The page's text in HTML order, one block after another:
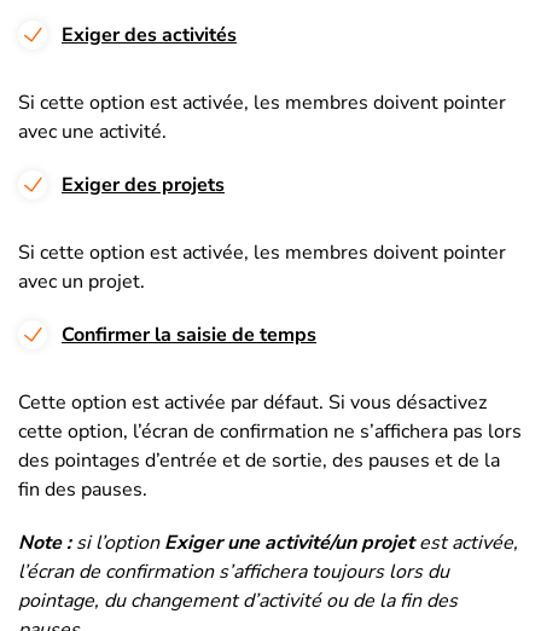
Exiger des activités
Si cette option est activée, les membres doivent pointer
avec une activité.
Exiger des projets
Si cette option est activée, les membres doivent pointer
avec un projet.
Confirmer la saisie de temps
Cette option est activée par défaut. Si vous désactivez
cette option, l’écran de confirmation ne s’affichera pas lors
des pointages d’entrée et de sortie, des pauses et de la
fin des pauses.
Note :si l’optionExiger une activité/un projetest activée,
l’écran de confirmation s’affichera toujours lors du
pointage, du changement d’activité ou de la fin des